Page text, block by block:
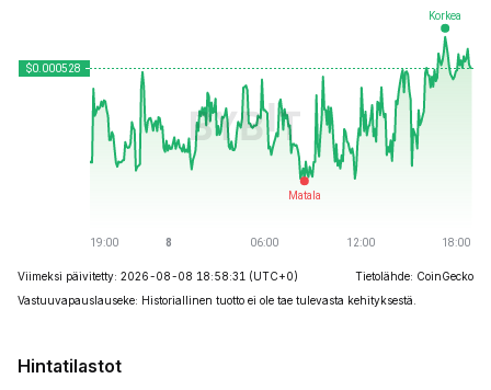
Viimeksi päivitetty: 2026-08-08 18:58:31 (UTC+0)
Tietolähde: CoinGecko
Vastuuvapauslauseke: Historiallinen tuotto ei ole tae tulevasta kehityksestä.
Hintatilastot